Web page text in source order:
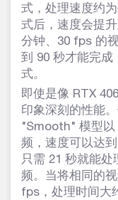
式，处理速度约
式后，速度会提
分钟、30 fps 的
到 90 秒才能完成
式。
即使是像 RTX
印象深刻的性能
"Smooth" 模型以
频，速度可以达
只需 21 秒就能
频。当将相同的
fps，处理时间